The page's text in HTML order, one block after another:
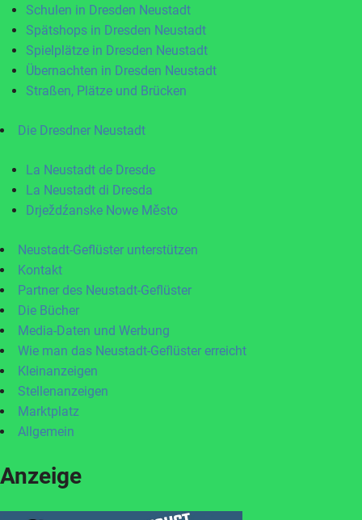
Schulen in Dresden Neustadt
Spätshops in Dresden Neustadt
Spielplätze in Dresden Neustadt
Übernachten in Dresden Neustadt
Straßen, Plätze und Brücken
Die Dresdner Neustadt
La Neustadt de Dresde
La Neustadt di Dresda
Drježdźanske Nowe Město
Neustadt-Geflüster unterstützen
Kontakt
Partner des Neustadt-Geflüster
Die Bücher
Media-Daten und Werbung
Wie man das Neustadt-Geflüster erreicht
Kleinanzeigen
Stellenanzeigen
Marktplatz
Allgemein
Anzeige